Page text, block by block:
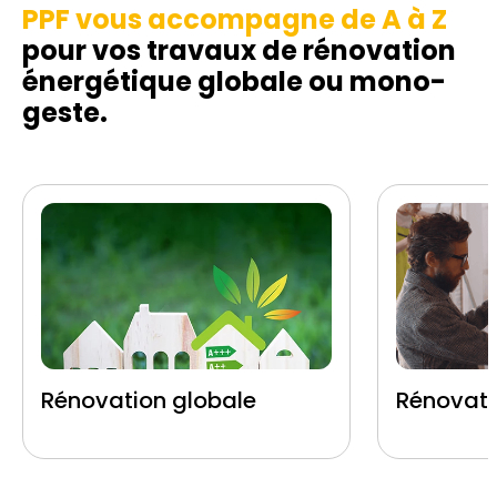
PPF vous accompagne de A à Z
pour vos travaux de rénovation
énergétique globale ou mono-
geste.
Rénovation globale